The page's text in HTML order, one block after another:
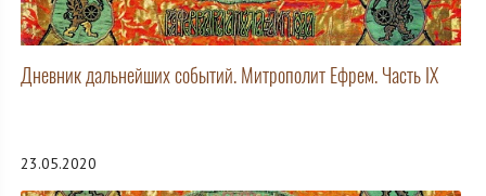
Дневник дальнейших событий. Митрополит Ефрем. Часть IX
23.05.2020